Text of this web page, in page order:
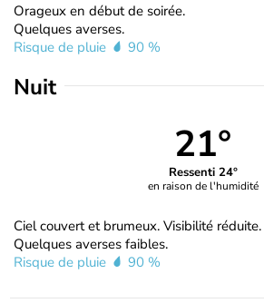
Orageux en début de soirée.
Quelques averses.
Risque de pluie
90 %
Nuit
21°
Ressenti 24°
en raison de l'humidité
Ciel couvert et brumeux. Visibilité réduite.
Quelques averses faibles.
Risque de pluie
90 %